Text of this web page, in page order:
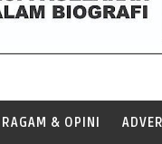
& OPINI